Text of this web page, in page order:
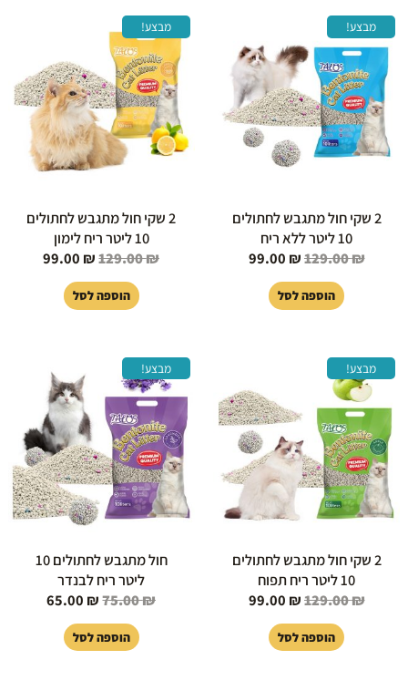
מבצע!
2 שקי חול מתגבש לחתולים
10 ליטר ללא ריח
129.00₪
היה:
129.00 ₪.
99.00 ₪
הוא:
99.00 ₪.
הוספה לסל
מבצע!
2 שקי חול מתגבש לחתולים
10 ליטר ריח לימון
129.00₪
היה:
129.00 ₪.
99.00 ₪
99.00 ₪.
הוספה לסל
מבצע!
2 שקי חול מתגבש לחתולים
10 ליטר ריח תפוח
129.00₪
היה:
129.00 ₪.
99.00 ₪
הוא:
99.00 ₪.
הוספה לסל
מבצע!
חול מתגבש לחתולים 10
ליטר ריח לבנדר
75.00₪
המקורי
היה:
75.00 ₪.
65.00 ₪
הוא:
65.00 ₪.
הוספה לסל